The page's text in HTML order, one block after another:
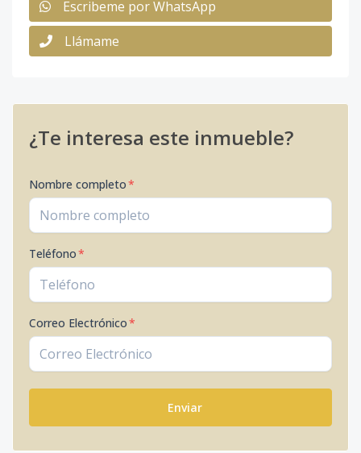
Escribeme por WhatsApp
Llámame
¿Te interesa este inmueble?
Nombre completo*
Teléfono*
Correo Electrónico*
Enviar